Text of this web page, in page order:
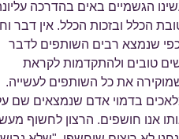
הגשמיים באים בהדרכה
הכלל ובזכות הכלל. אין דבר
שנמצא רבים השותפים לדבר
טובים ולהתקדמות לקראת
את כל השותפים לעשייה.
בדמוי אדם שנמצאים שם
אנו חושפים. הרצון לחשוף